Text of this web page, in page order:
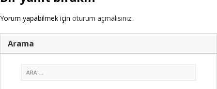
Yorum yapabilmek için oturum açmalısınız.
Arama